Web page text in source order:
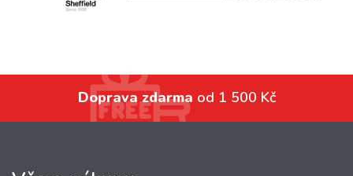
Doprava zdarma od 1 500 Kč